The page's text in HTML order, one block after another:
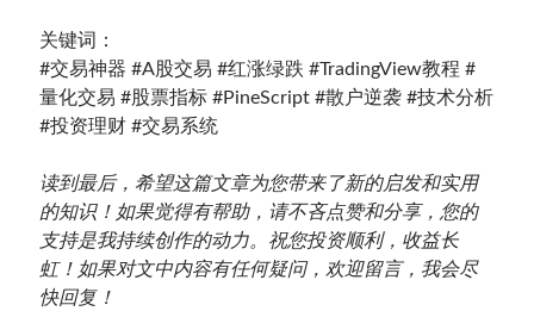
关键词：
#交易神器 #A股交易 #红涨绿跌 #TradingView教程 #
量化交易 #股票指标 #PineScript #散户逆袭 #技术分析
#投资理财 #交易系统
读到最后，希望这篇文章为您带来了新的启发和实用
的知识！如果觉得有帮助，请不吝点赞和分享，您的
支持是我持续创作的动力。祝您投资顺利，收益长
虹！如果对文中内容有任何疑问，欢迎留言，我会尽
快回复！